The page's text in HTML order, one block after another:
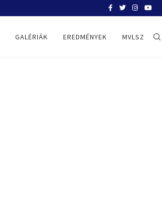
GALÉRIÁK EREDMÉNYEK MVLSZ